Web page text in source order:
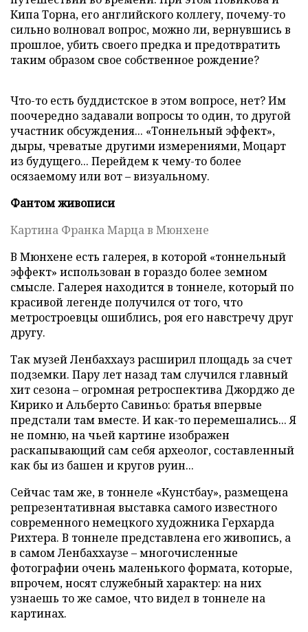
Кипа Торна, его английского коллегу, почему-то
сильно волновал вопрос, можно ли, вернувшись в
прошлое, убить своего предка и предотвратить
таким образом свое собственное рождение?
Что-то есть буддистское в этом вопросе, нет? Им
поочередно задавали вопросы то один, то другой
участник обсуждения... «Тоннельный эффект»,
дыры, чреватые другими измерениями, Моцарт
из будущего... Перейдем к чему-то более
осязаемому или вот – визуальному.
Фантом живописи
Картина Франка Марца в Мюнхене
В Мюнхене есть галерея, в которой «тоннельный
эффект» использован в гораздо более земном
смысле. Галерея находится в тоннеле, который по
красивой легенде получился от того, что
метростроевцы ошиблись, роя его навстречу друг
другу.
Так музей Ленбаххауз расширил площадь за счет
подземки. Пару лет назад там случился главный
хит сезона – огромная ретроспектива Джорджо де
Кирико и Альберто Савиньо: братья впервые
предстали там вместе. И как-то перемешались... Я
не помню, на чьей картине изображен
раскапывающий сам себя археолог, составленный
как бы из башен и кругов руин...
Сейчас там же, в тоннеле «Кунстбау», размещена
репрезентативная выставка самого известного
современного немецкого художника Герхарда
Рихтера. В тоннеле представлена его живопись, а
в самом Ленбаххаузе – многочисленные
фотографии очень маленького формата, которые,
впрочем, носят служебный характер: на них
узнаешь то же самое, что видел в тоннеле на
картинах.